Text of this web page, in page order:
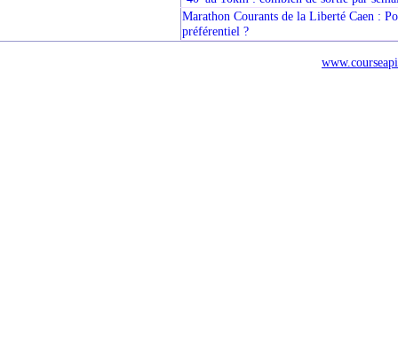
Marathon Courants de la Liberté Caen :
préférentiel ?